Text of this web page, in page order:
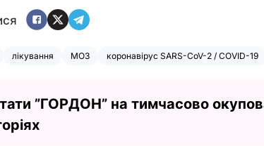
лікування МОЗ коронавірус SARS-CoV-2 / COVID-19
”ГОРДОН” на тимчасово